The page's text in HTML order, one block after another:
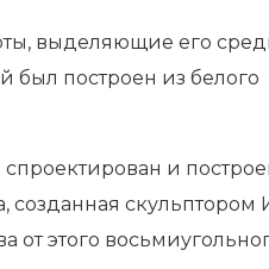
выделяющие его
был построен из белого
и
созданная скульптором
этого